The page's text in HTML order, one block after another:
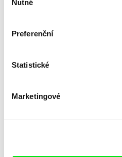
souhlasu
Nutné
Preferenční
Statistické
Marketingové
Nguyen
Milý tati
Sdílej psycho v .hlavě